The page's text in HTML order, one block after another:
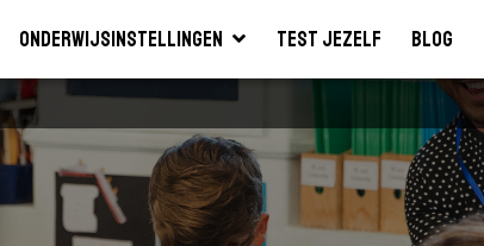
Onderwijsinstellingen Test jezelf Blog